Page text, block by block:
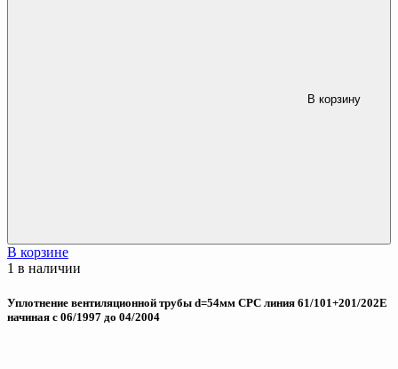
В корзине
1 в наличии
Уплотнение вентиляционной трубы d=54мм CPC линия 61/101+201/202E
начиная с 06/1997 до 04/2004